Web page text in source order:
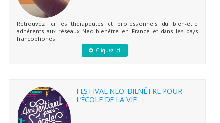
Retrouvez ici les thérapeutes et professionnels du bien-être
adhérents aux réseaux Neo-bienêtre en France et dans les pays
francophones.
Cliquez ici
FESTIVAL NEO-BIENÊTRE POUR
L’ÉCOLE DE LA VIE